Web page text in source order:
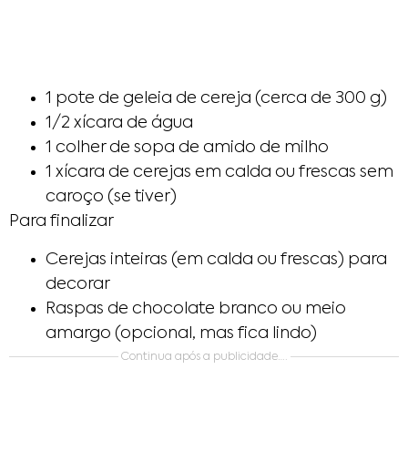
1 pote de geleia de cereja (cerca de 300 g)
1/2 xícara de água
1 colher de sopa de amido de milho
1 xícara de cerejas em calda ou frescas sem
caroço (se tiver)
Para finalizar
Cerejas inteiras (em calda ou frescas) para
decorar
Raspas de chocolate branco ou meio
amargo (opcional, mas fica lindo)
Continua após a publicidade….